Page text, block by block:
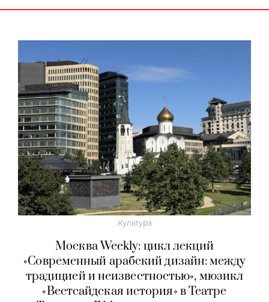
Культура
Москва Weekly: цикл лекций
«Современный арабский дизайн: между
традицией и неизвестностью», мюзикл
«Вестсайдская история» в Театре